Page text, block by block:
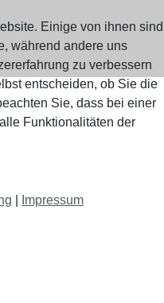
Einige von ihnen sind
während andere uns
zu verbessern
entscheiden, ob Sie die
Sie, dass bei einer
Funktionalitäten der
Impressum